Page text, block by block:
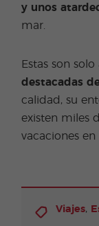
y unos
mar.
Estas son
destacadas
calidad, su
existen miles
vacaciones en
Viajes,